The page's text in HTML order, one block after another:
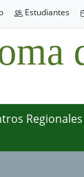
Estudiantes